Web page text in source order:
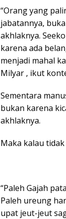
“Orang yang
jabatannya,
akhlaknya.
karena ada
menjadi mahal
Milyar , ikut
Sementara
bukan karena
akhlaknya.
Maka kalau tidak
“Paleh Gajah
Paleh ureung
upat jeut-jeut